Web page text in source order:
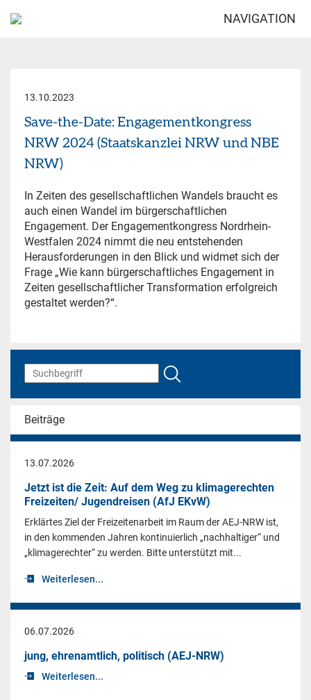
NAVIGATION
13.10.2023
Save-the-Date: Engagementkongress
NRW 2024 (Staatskanzlei NRW und NBE
NRW)
In Zeiten des gesellschaftlichen Wandels braucht es
auch einen Wandel im bürgerschaftlichen
Engagement. Der Engagementkongress Nordrhein-
Westfalen 2024 nimmt die neu entstehenden
Herausforderungen in den Blick und widmet sich der
Frage „Wie kann bürgerschaftliches Engagement in
Zeiten gesellschaftlicher Transformation erfolgreich
gestaltet werden?“.
Beiträge
13.07.2026
Jetzt ist die Zeit: Auf dem Weg zu klimagerechten
Freizeiten/ Jugendreisen (AfJ EKvW)
Erklärtes Ziel der Freizeitenarbeit im Raum der AEJ-NRW ist,
in den kommenden Jahren kontinuierlich „nachhaltiger“ und
„klimagerechter“ zu werden. Bitte unterstützt mit...
Weiterlesen...
06.07.2026
jung, ehrenamtlich, politisch (AEJ-NRW)
Weiterlesen...